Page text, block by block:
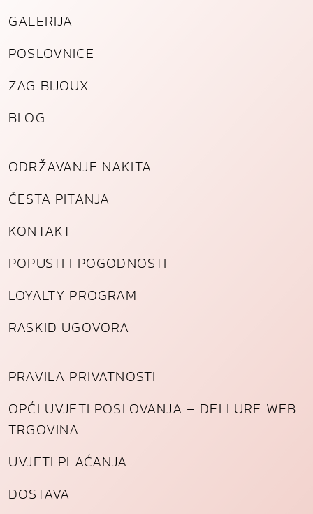
GALERIJA
POSLOVNICE
ZAG BIJOUX
BLOG
ODRŽAVANJE NAKITA
ČESTA PITANJA
KONTAKT
POPUSTI I POGODNOSTI
LOYALTY PROGRAM
RASKID UGOVORA
PRAVILA PRIVATNOSTI
OPĆI UVJETI POSLOVANJA – DELLURE WEB
TRGOVINA
UVJETI PLAĆANJA
DOSTAVA